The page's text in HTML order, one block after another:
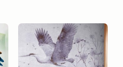
€ 655,79